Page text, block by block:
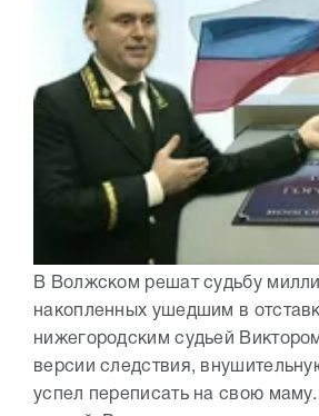
В Волжском решат судьбу
накопленных ушедшим в
нижегородским судьей
версии следствия,
успел переписать на свою маму.